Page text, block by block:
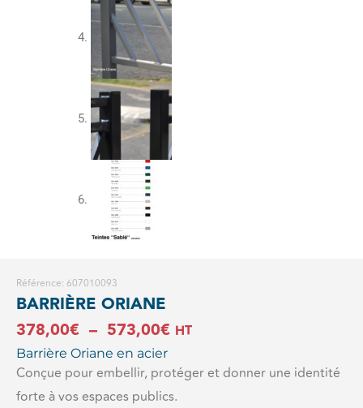
Référence: 607010093
BARRIÈRE ORIANE
378,00€ – 573,00€Plage
prix :
HT
Barrière Oriane en acier
Conçue pour embellir, protéger et donner une identité
forte à vos espaces publics.